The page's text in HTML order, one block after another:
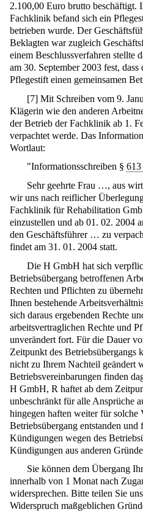
2.100,00 Euro brutto beschäftigt.
Fachklinik befand sich ein
betrieben wurde. Der
Beklagten war zugleich
einem Beschlussverfahren stellte
am 30. September 2003 fest,
Pflegestift einen gemeinsamen
[7] Mit Schreiben vom 9.
Klägerin wie den anderen
der Betrieb der Fachklinik ab 1.
verpachtet werde. Das
Wortlaut:
"Informationsschreiben §613
Sehr geehrte Frau …, aus
wir uns nach reiflicher
Fachklinik für Rehabilitation
einzustellen und ab 01. 02. 2004
den Geschäftsführer … zu
findet am 31. 01. 2004 statt.
Die H GmbH hat sich
Betriebsübergang betroffenen
Rechten und Pflichten zu
Ihnen bestehende
sich daraus ergebenden Rechte
arbeitsvertraglichen Rechte und
unverändert fort. Für die Dauer
Zeitpunkt des Betriebsübergangs
nicht zu Ihrem Nachteil geändert
Betriebsvereinbarungen finden
H GmbH, R haftet ab dem
unbeschränkt für alle Ansprüche
hingegen haften weiter für
Betriebsübergang entstanden
Kündigungen wegen des
Kündigungen aus anderen
Sie können dem Übergang
innerhalb von 1 Monat nach
widersprechen. Bitte teilen Sie
Widerspruch maßgeblichen